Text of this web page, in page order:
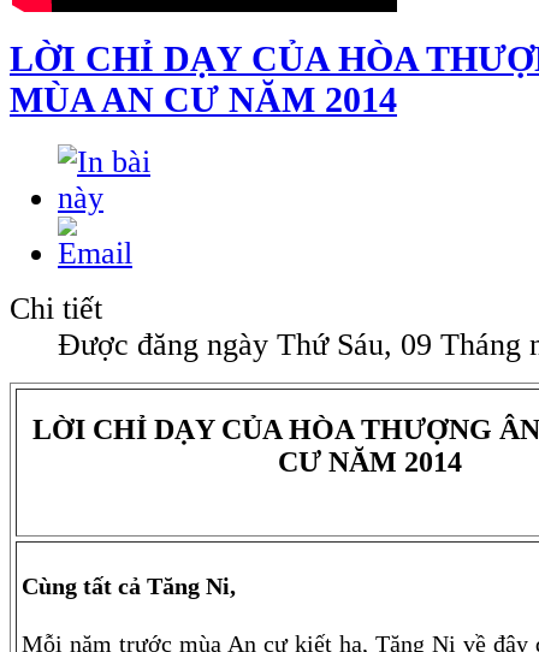
LỜI CHỈ DẠY CỦA HÒA
MÙA AN CƯ NĂM 2014
Chi tiết
Được đăng ngày Thứ Sáu, 09 Tháng
LỜI CHỈ DẠY CỦA HÒA THƯỢNG
CƯ NĂM 2014
Cùng tất cả Tăng Ni,
Mỗi năm trước mùa An cư kiết hạ, Tăng Ni về đây